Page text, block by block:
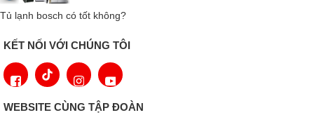
Tủ lạnh bosch có tốt không?
KẾT NỐI VỚI CHÚNG TÔI
WEBSITE CÙNG TẬP ĐOÀN